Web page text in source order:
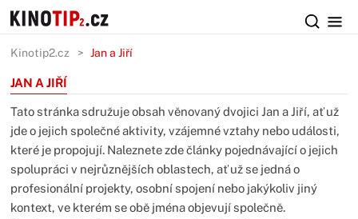
Kinotip2.cz Jan a Jiří
JAN A JIŘÍ
Tato stránka sdružuje obsah věnovaný dvojici Jan a Jiří, ať už
jde o jejich společné aktivity, vzájemné vztahy nebo události,
které je propojují. Naleznete zde články pojednávající o jejich
spolupráci v nejrůznějších oblastech, ať už se jedná o
profesionální projekty, osobní spojení nebo jakýkoliv jiný
kontext, ve kterém se obě jména objevují společně.